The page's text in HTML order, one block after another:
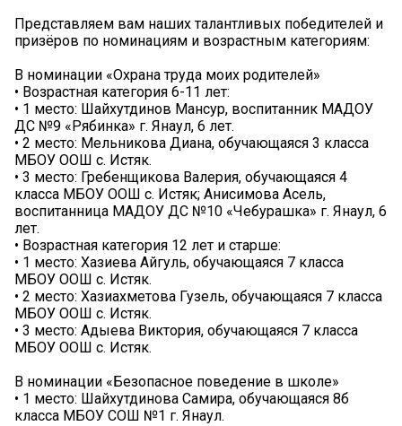
Представляем вам наших талантливых победителей и
призёров по номинациям и возрастным категориям:
В номинации «Охрана труда моих родителей»
• Возрастная категория 6-11 лет:
• 1 место: Шайхутдинов Мансур, воспитанник МАДОУ
ДС №9 «Рябинка» г. Янаул, 6 лет.
• 2 место: Мельникова Диана, обучающаяся 3 класса
МБОУ ООШ с. Истяк.
• 3 место: Гребенщикова Валерия, обучающаяся 4
класса МБОУ ООШ с. Истяк; Анисимова Асель,
воспитанница МАДОУ ДС №10 «Чебурашка» г. Янаул, 6
лет.
• Возрастная категория 12 лет и старше:
• 1 место: Хазиева Айгуль, обучающаяся 7 класса
МБОУ ООШ с. Истяк.
• 2 место: Хазиахметова Гузель, обучающаяся 7 класса
МБОУ ООШ с. Истяк.
• 3 место: Адыева Виктория, обучающаяся 7 класса
МБОУ ООШ с. Истяк.
В номинации «Безопасное поведение в школе»
• 1 место: Шайхутдинова Самира, обучающаяся 8б
класса МБОУ СОШ №1 г. Янаул.